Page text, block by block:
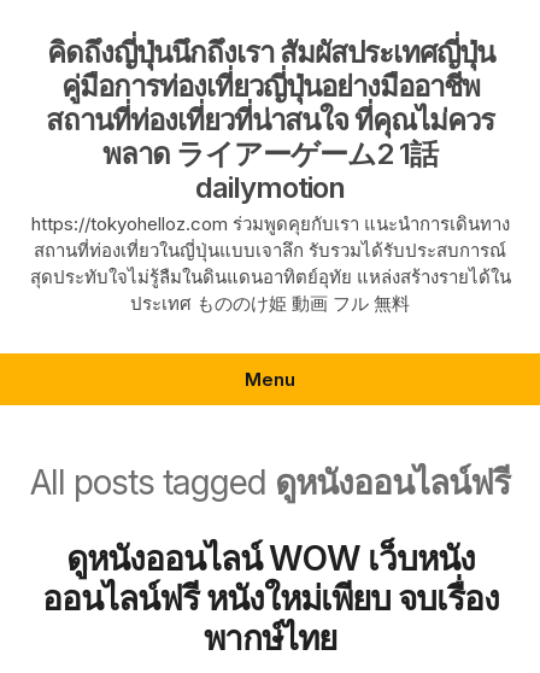
content
คิดถึงญี่ปุ่นนึกถึงเรา สัมผัสประเทศญี่ปุ่น
คู่มือการท่องเที่ยวญี่ปุ่นอย่างมืออาชีพ
สถานที่ท่องเที่ยวที่น่าสนใจ ที่คุณไม่ควร
พลาด ライアーゲーム2 1話
dailymotion
https://tokyohelloz.com ร่วมพูดคุยกับเรา แนะนำการเดินทาง
สถานที่ท่องเที่ยวในญี่ปุ่นแบบเจาลึก รับรวมได้รับประสบการณ์
สุดประทับใจไม่รู้ลืมในดินแดนอาทิตย์อุทัย แหล่งสร้างรายได้ใน
ประเทศ もののけ姫 動画 フル 無料
Menu
All posts tagged ดูหนังออนไลน์ฟรี
ดูหนังออนไลน์ WOW เว็บหนัง
ออนไลน์ฟรี หนังใหม่เพียบ จบเรื่อง
พากษ์ไทย